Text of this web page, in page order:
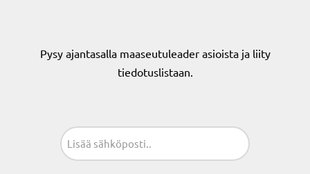
Pysy ajantasalla maaseutuleader asioista ja liity
tiedotuslistaan.